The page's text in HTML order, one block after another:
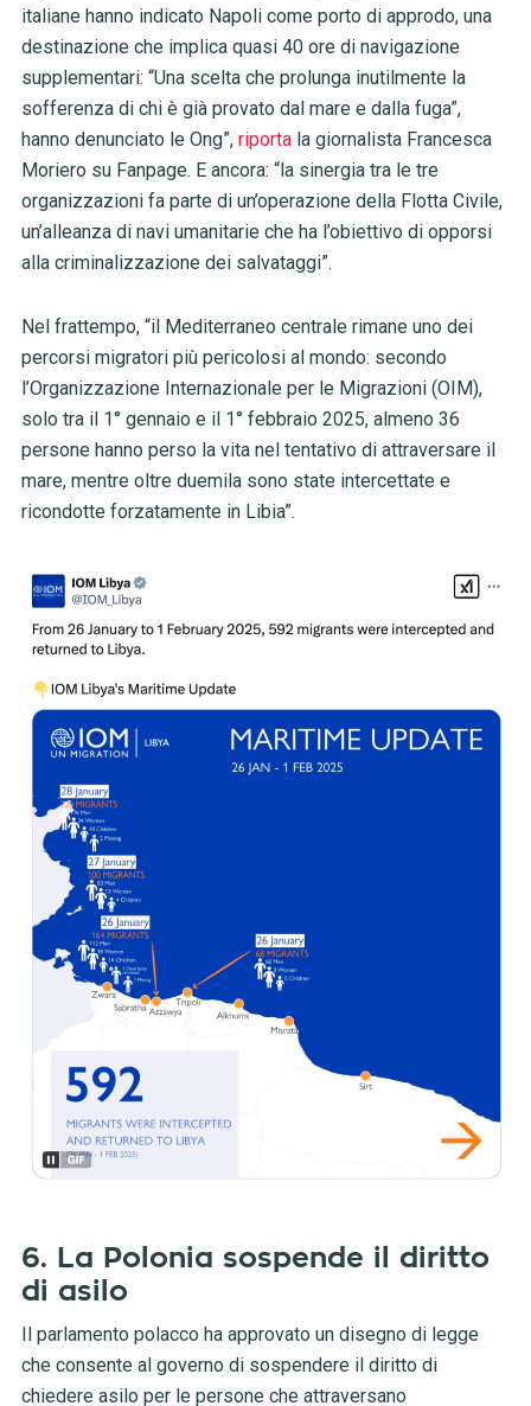
italiane hanno indicato Napoli come porto di approdo, una
destinazione che implica quasi 40 ore di navigazione
supplementari: “Una scelta che prolunga inutilmente la
sofferenza di chi è già provato dal mare e dalla fuga”,
hanno denunciato le Ong”, riportala giornalista Francesca
Moriero su Fanpage. E ancora: “la sinergia tra le tre
organizzazioni fa parte di un’operazione della Flotta Civile,
un’alleanza di navi umanitarie che ha l’obiettivo di opporsi
alla criminalizzazione dei salvataggi”.
Nel frattempo, “il Mediterraneo centrale rimane uno dei
percorsi migratori più pericolosi al mondo: secondo
l’Organizzazione Internazionale per le Migrazioni (OIM),
solo tra il 1° gennaio e il 1° febbraio 2025, almeno 36
persone hanno perso la vita nel tentativo di attraversare il
mare, mentre oltre duemila sono state intercettate e
ricondotte forzatamente in Libia”.
6. La Polonia sospende il diritto
di asilo
Il parlamento polacco ha approvato un disegno di legge
che consente al governo di sospendere il diritto di
chiedere asilo per le persone che attraversano